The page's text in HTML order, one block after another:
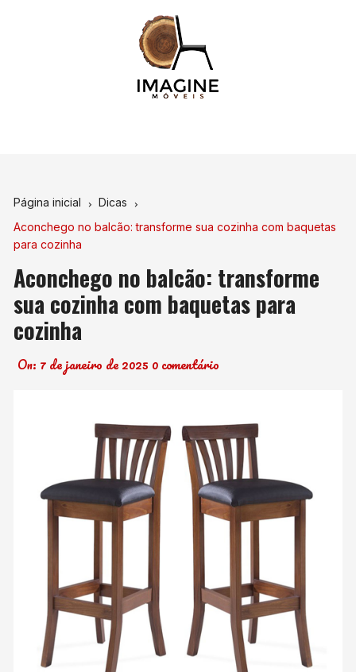
Página inicial
Dicas
Aconchego no balcão: transforme sua cozinha com baquetas
para cozinha
Aconchego no balcão: transforme
sua cozinha com baquetas para
cozinha
On: 7 de janeiro de 2025 0 comentário